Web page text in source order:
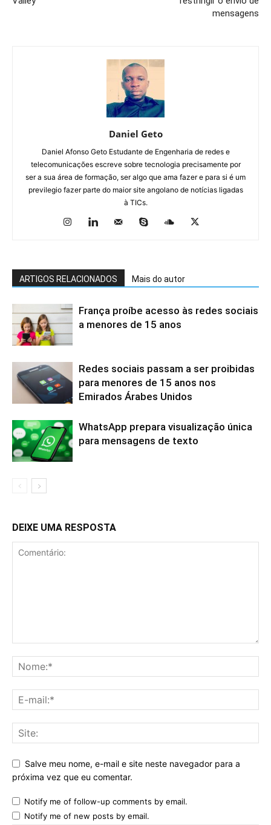
mensagens
Daniel Geto
Daniel Afonso Geto Estudante de Engenharia de redes e
telecomunicações escreve sobre tecnologia precisamente por
ser a sua área de formação, ser algo que ama fazer e para si é um
previlegio fazer parte do maior site angolano de notícias ligadas
à TICs.
ARTIGOS RELACIONADOS Mais do autor
França proíbe acesso às redes sociais
a menores de 15 anos
Redes sociais passam a ser proibidas
para menores de 15 anos nos
Emirados Árabes Unidos
WhatsApp prepara visualização única
para mensagens de texto
DEIXE UMA RESPOSTA
Salve meu nome, e-mail e site neste navegador para a
próxima vez que eu comentar.
Notify me of follow-up comments by email.
Notify me of new posts by email.